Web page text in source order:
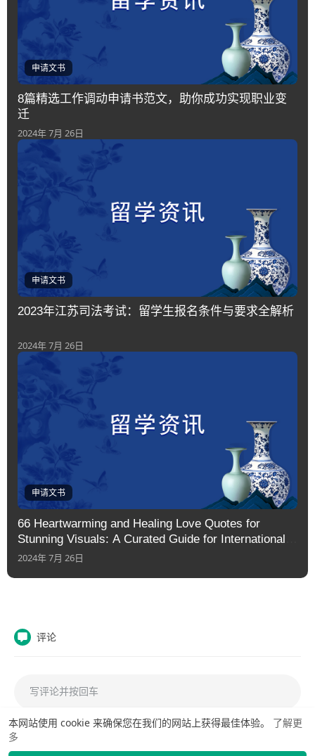
本网站使用 cookie 来确保您在我们的网站上获得最佳体验。 了解更
多
申请文书
8篇精选工作调动申请书范文，助你成功实现职业变
迁
2024年 7月 26日
申请文书
2023年江苏司法考试：留学生报名条件与要求全解析
2024年 7月 26日
申请文书
66 Heartwarming and Healing Love Quotes for
Stunning Visuals: A Curated Guide for International
Students
2024年 7月 26日
评论